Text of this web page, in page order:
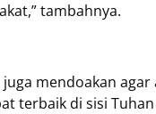
tambahnya.
mendoakan
terbaik di sisi Tuhan